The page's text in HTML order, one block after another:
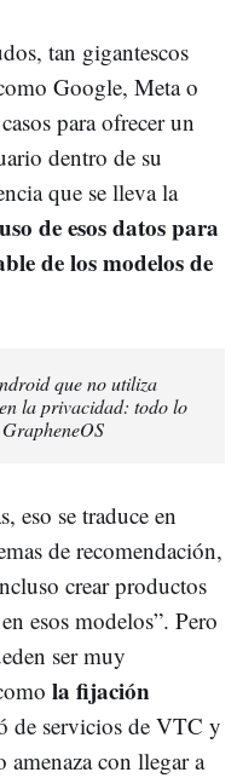
tan gigantescos
Google, Meta o
para ofrecer un
dentro de su
que se lleva la
de esos datos para
de los modelos de
que no utiliza
la privacidad: todo lo
eso se traduce en
de recomendación,
crear productos
esos modelos”. Pero
ser muy
la fijación
de servicios de VTC y
amenaza con llegar a